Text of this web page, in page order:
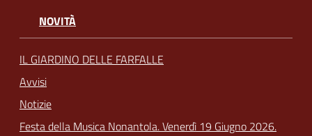
NOVITÀ
IL GIARDINO DELLE FARFALLE
Avvisi
Notizie
Festa della Musica Nonantola. Venerdì 19 Giugno 2026.